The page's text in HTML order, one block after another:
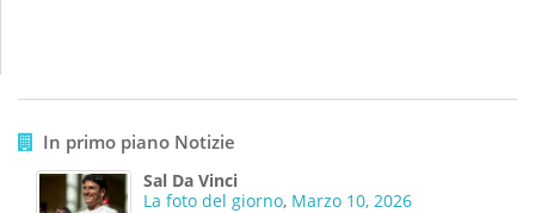
In primo piano Notizie
Sal Da Vinci
La foto del giorno, Marzo 10, 2026